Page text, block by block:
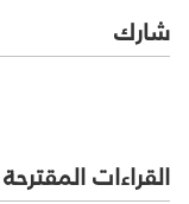
شارك
القراءات المقترحة